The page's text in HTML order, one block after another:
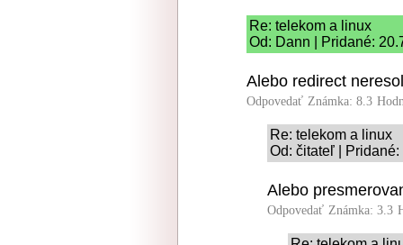
Re: telekom a linux
Od: Dann | Pridané:
Alebo redirect
Odpovedať Známka: 8.3
Re: telekom a linux
Od: čitateľ |
Alebo
Odpovedať Známka: 3.3